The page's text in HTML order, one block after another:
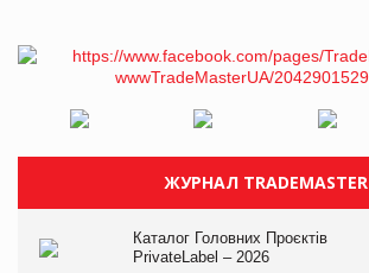
ЖУРНАЛ TRADEMASTER
Каталог Головних Проєктів
PrivateLabel – 2026